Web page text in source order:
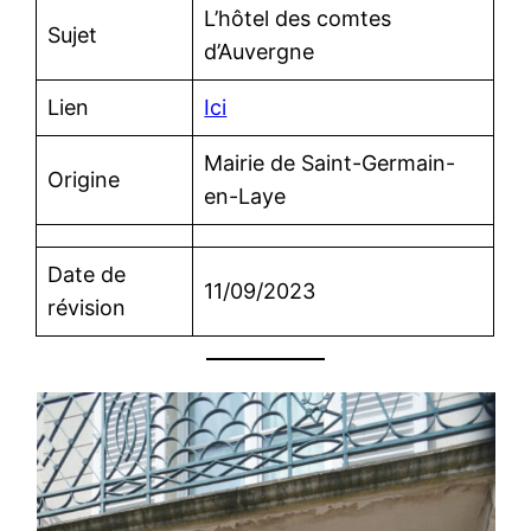
Sujet
L’hôtel des comtes
d’Auvergne
Lien Ici
Origine
Mairie de Saint-Germain-
en-Laye
Date de
révision
11/09/2023